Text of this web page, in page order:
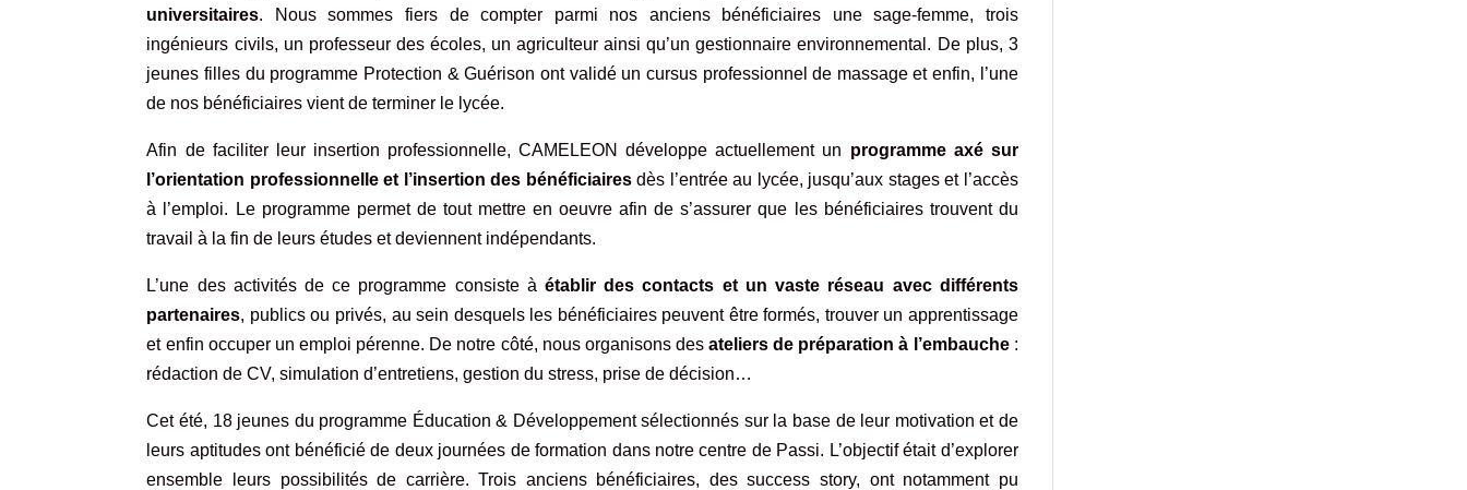
universitaires. Nous sommes fiers de compter parmi nos anciens bénéficiaires une sage-femme, trois
ingénieurs civils, un professeur des écoles, un agriculteur ainsi qu’un gestionnaire environnemental. De plus, 3
jeunes filles du programme Protection & Guérison ont validé un cursus professionnel de massage et enfin, l’une
de nos bénéficiaires vient de terminer le lycée.
Afin de faciliter leur insertion professionnelle, CAMELEON développe actuellement un programme axé sur
l’orientation professionnelle et l’insertion des bénéficiairesdès l’entrée au lycée, jusqu’aux stages et l’accès
à l’emploi. Le programme permet de tout mettre en oeuvre afin de s’assurer que les bénéficiaires trouvent du
travail à la fin de leurs études et deviennent indépendants.
L’une des activités de ce programme consiste àétablir des contacts et un vaste réseau avec différents
partenaires, publics ou privés, au sein desquels les bénéficiaires peuvent être formés, trouver un apprentissage
et enfin occuper un emploi pérenne. De notre côté, nous organisons desateliers de préparation à l’embauche:
rédaction de CV, simulation d’entretiens, gestion du stress, prise de décision…
Cet été, 18 jeunes du programme Éducation & Développementsélectionnés sur la base de leur motivation et de
leurs aptitudes ont bénéficié de deux journées de formation dans notre centre de Passi. L’objectif était d’explorer
ensemble leurs possibilités de carrière. Trois anciens bénéficiaires, des success story, ont notamment pu